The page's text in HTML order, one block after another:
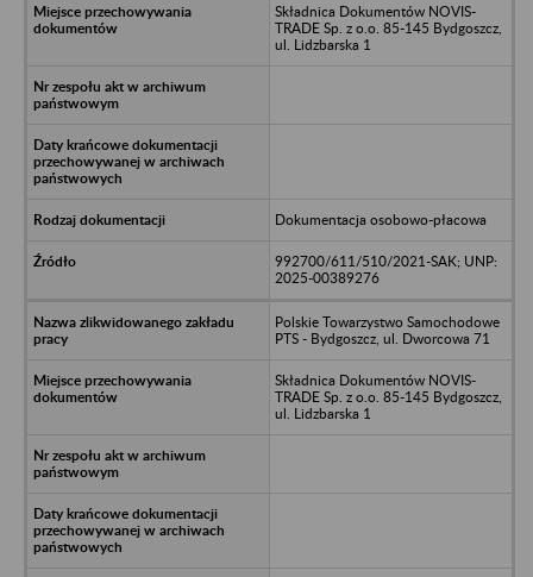
Składnica Dokumentów NOVIS-
TRADE Sp. z o.o. 85-145 Bydgoszcz,
ul. Lidzbarska 1
Dokumentacja osobowo-płacowa
992700/611/510/2021-SAK; UNP:
2025-00389276
Polskie Towarzystwo Samochodowe
PTS - Bydgoszcz, ul. Dworcowa 71
Składnica Dokumentów NOVIS-
TRADE Sp. z o.o. 85-145 Bydgoszcz,
ul. Lidzbarska 1